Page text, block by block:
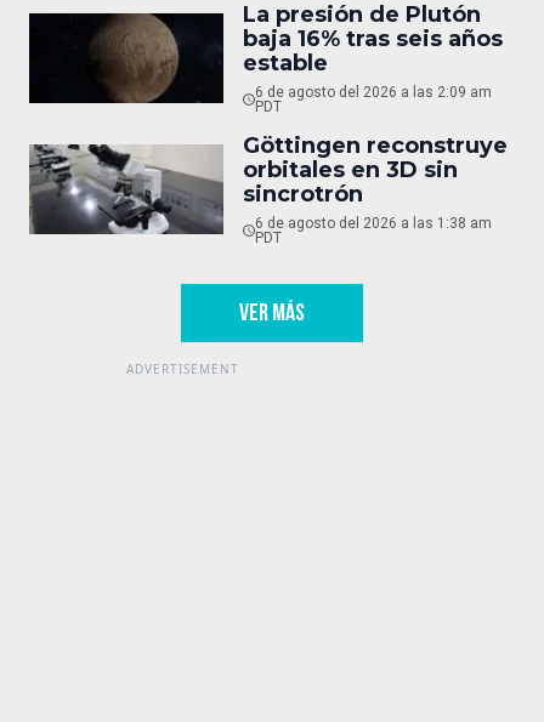
La presión de Plutón
baja 16% tras seis años
estable
6 de agosto del 2026 a las 2:09 am
PDT
Göttingen reconstruye
orbitales en 3D sin
sincrotrón
6 de agosto del 2026 a las 1:38 am
PDT
VER MÁS